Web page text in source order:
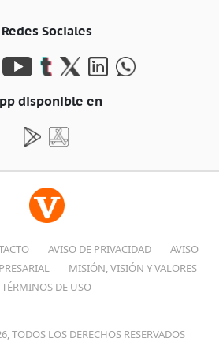
Redes Sociales
disponible en
AVISO DE PRIVACIDAD
AVISO
MISIÓN, VISIÓN Y VALORES
TÉRMINOS DE USO
TODOS LOS DERECHOS RESERVADOS